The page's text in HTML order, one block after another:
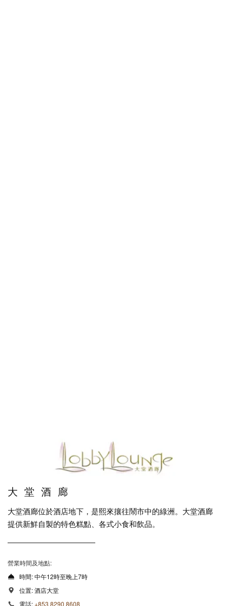
大堂酒廊
大堂酒廊位於酒店地下，是熙來攘往鬧市中的綠洲。大堂酒廊
提供新鮮自製的特色糕點、各式小食和飲品。
營業時間及地點:
時間:中午12時至晚上7時
位置:酒店大堂
電話:+853 8290 8608